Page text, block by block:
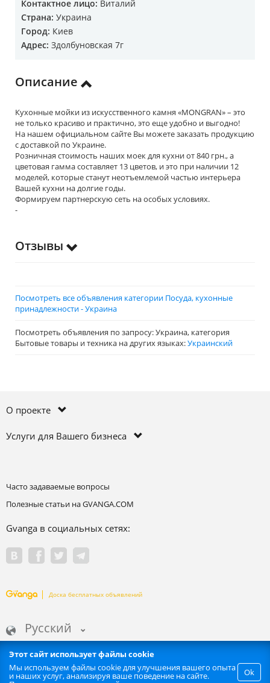
Контактное лицо: Виталий
Страна: Украина
Город: Киев
Адрес: Здолбуновская 7г
Описание
Кухонные мойки из искусственного камня «MONGRAN» – это
не только красиво и практично, это еще удобно и выгодно!
На нашем официальном сайте Вы можете заказать продукцию
с доставкой по Украине.
Розничная стоимость наших моек для кухни от 840 грн., а
цветовая гамма составляет 13 цветов, и это при наличии 12
моделей, которые станут неотъемлемой частью интерьера
Вашей кухни на долгие годы.
Формируем партнерскую сеть на особых условиях.
-
Отзывы
Посмотреть все объявления категории Посуда, кухонные
принадлежности - Украина
Посмотреть объявления по запросу: Украина, категория
Бытовые товары и техника на других языках:Украинский
Этот сайт использует файлы cookie
Ok
Мы используем файлы cookie для улучшения вашего опыта
и наших услуг, анализируя ваше поведение на сайте.
О проекте
Услуги для Вашего бизнеса
Часто задаваемые вопросы
Полезные статьи на GVANGA.COM
Gvanga в социальных сетях:
Доска бесплатных объявлений
Русский
Запрещается любое автоматизированное извлечение информации